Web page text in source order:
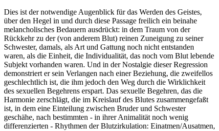
Dies ist der notwendige Augenblick für das Werden des Geistes,
über den Hegel in und durch diese Passage freilich ein beinahe
melancholisches Bedauern ausdrückt: in dem Traum von der
Rückkehr zu der (von anderem Blut) reinen Zuneigung zu seiner
Schwester, damals, als Art und Gattung noch nicht entstanden
waren, als die Einheit, die Individualität, das noch vom Blut lebende
Subjekt vorhanden waren. Und in der Nostalgie dieser Regression
demonstriert er sein Verlangen nach einer Beziehung, die zweifellos
geschlechtlich ist, die ihm jedoch den Weg durch die Wirklichkeit
des sexuellen Begehrens erspart. Das sexuelle Begehren, das die
Harmonie zerschlägt, die im Kreislauf des Blutes zusammengefaßt
ist, in dem eine Einteilung zwischen Bruder und Schwester
geschähe, nach bestimmten - in ihrer Animalität noch wenig
differenzierten - Rhythmen der Blutzirkulation: Einatmen/Ausatmen,